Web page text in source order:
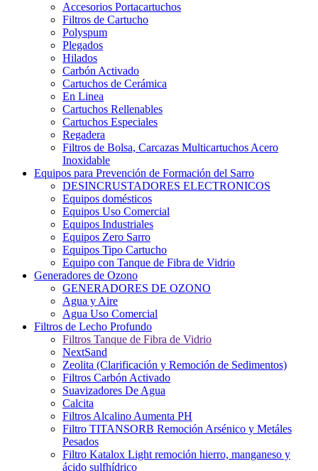
Accesorios Portacartuchos
Filtros de Cartucho
Polyspum
Plegados
Hilados
Carbón Activado
Cartuchos de Cerámica
En Linea
Cartuchos Rellenables
Cartuchos Especiales
Regadera
Filtros de Bolsa, Carcazas Multicartuchos Acero
Inoxidable
Equipos para Prevención de Formación del Sarro
DESINCRUSTADORES ELECTRONICOS
Equipos domésticos
Equipos Uso Comercial
Equipos Industriales
Equipos Zero Sarro
Equipos Tipo Cartucho
Equipo con Tanque de Fibra de Vidrio
Generadores de Ozono
GENERADORES DE OZONO
Agua y Aire
Agua Uso Comercial
Filtros de Lecho Profundo
Filtros Tanque de Fibra de Vidrio
NextSand
Zeolita (Clarificación y Remoción de Sedimentos)
Filtros Carbón Activado
Suavizadores De Agua
Calcita
Filtros Alcalino Aumenta PH
Filtro TITANSORB Remoción Arsénico y Metáles
Pesados
Filtro Katalox Light remoción hierro, manganeso y
ácido sulfhídrico